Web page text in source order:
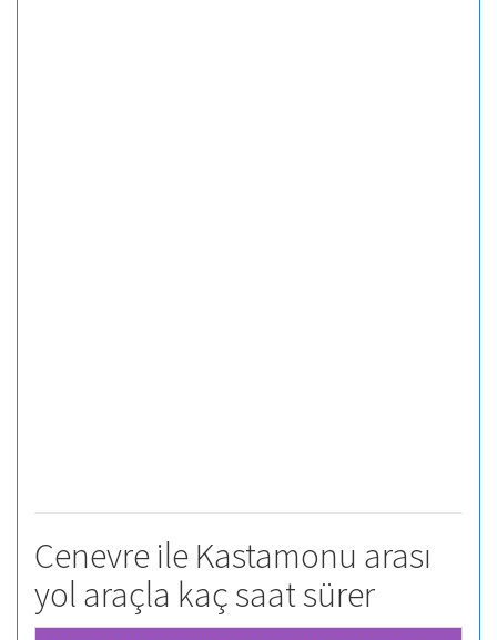
Cenevre ile Kastamonu arası
yol araçla kaç saat sürer